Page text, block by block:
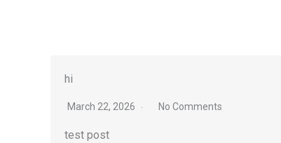
hi
March 22, 2026 No Comments
test post